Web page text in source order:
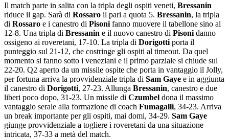
Il match parte in salita con la tripla degli ospiti veneti, Bressanin
riduce il gap. Sarà di Rossaro il pari a quota 5. Bressanin, la tripla
di Rossaro e i canestro di Pisoni fanno muovere il tabellone sino al
12-8. Una tripla di Bressanin e il nuovo canestro di Pisoni danno
ossigeno ai roveretani, 17-10. La tripla di Dorigotti porta il
punteggio sul 21-12, che costringe gli ospiti al timeout. Da quel
momento si fanno sotto i veneziani e il primo parziale si chiude sul
22-20. Q2 aperto da un missile ospite che porta in vantaggio il Jolly,
per fortuna arriva la provvidenziale tripla di Sam Gaye e in aggiunta
il canestro di Dorigotti, 27-23. Allunga Bressanin, canestro e due
liberi poco dopo, 31-23. Un missile di Czumbel dona il massimo
vantaggio serale alla formazione di coach Fumagalli, 34-23. Arriva
un break importante per gli ospiti, mai domi, 34-29. Sam Gaye
giunge provvidenziale a togliere i roveretani da una situazione
intricata, 37-33 a metà del match.